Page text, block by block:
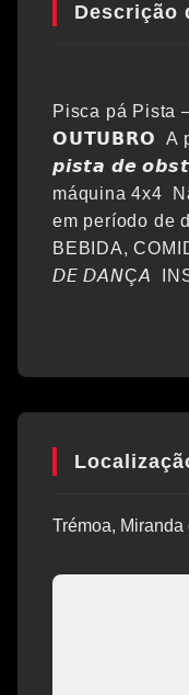
Descrição
Pisca pá Pista
𝗢𝗨𝗧𝗨𝗕𝗥𝗢 A
𝙥𝙞𝙨𝙩𝙖 𝙙𝙚
máquina 4x4
em período de
BEBIDA,
𝘋𝘌 𝘋𝘈𝘕Ç𝘈
Trémoa, Miranda